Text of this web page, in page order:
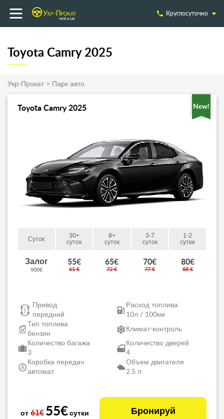
Круглосуточно
Toyota Camry 2025
Укр-Прокат > Парк авто
Toyota Camry 2025 New!
Суток
30+
суток
8+
суток
3-7
суток
1-2
сутки
Залог
900€
55€
61 €
65€
72 €
70€
77 €
80€
88 €
Привод
передний
Расход топлива
10л / 100км
Тип топлива
бензин
Климат-контроль
Количество багажа
3
Количество дверей
4
Коробка передач
автомат
Объем двигателя
2.5 л
от 61€ 55€сутки Бронируй